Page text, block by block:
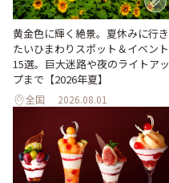
黄金色に輝く絶景。夏休みに行き
たいひまわりスポット＆イベント
15選。巨大迷路や夜のライトアッ
プまで【2026年夏】
全国 2026.08.01